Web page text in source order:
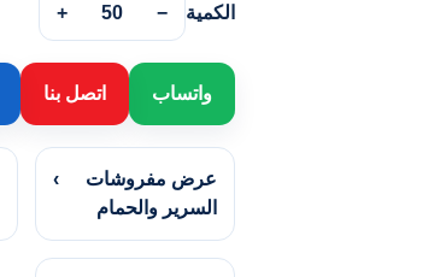
الكمية −
50
+
واتساب اتصل بنا
عرض مفروشات
السرير والحمام
›